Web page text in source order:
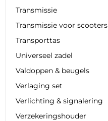
Transmissie
Transmissie voor scooters
Transporttas
Universeel zadel
Valdoppen & beugels
Verlaging set
Verlichting & signalering
Verzekeringshouder